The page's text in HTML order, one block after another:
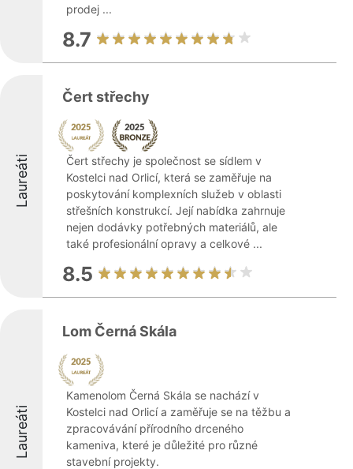
prodej ...
8.7
Laureáti
Čert střechy
Čert střechy je společnost se sídlem v
Kostelci nad Orlicí, která se zaměřuje na
poskytování komplexních služeb v oblasti
střešních konstrukcí. Její nabídka zahrnuje
nejen dodávky potřebných materiálů, ale
také profesionální opravy a celkové ...
8.5
Laureáti
Lom Černá Skála
Kamenolom Černá Skála se nachází v
Kostelci nad Orlicí a zaměřuje se na těžbu a
zpracovávání přírodního drceného
kameniva, které je důležité pro různé
stavební projekty.